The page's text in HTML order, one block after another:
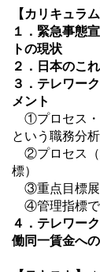
【カリキュラム
１．緊急事態
トの現状
２．日本のこ
３．テレワー
メント
①プロセス・
という職務分
②プロセス（
標）
③重点目標展
④管理指標で
４．テレワー
働同一賃金へ